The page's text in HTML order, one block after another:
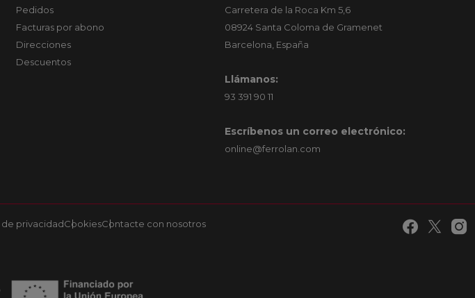
Pedidos
Facturas por abono
Direcciones
Descuentos
Carretera de la Roca Km 5,6
08924 Santa Coloma de Gramenet
Barcelona, España
Llámanos:
93 391 90 11
Escríbenos un correo electrónico:
online@ferrolan.com
de privacidadCookiesContacte con nosotros